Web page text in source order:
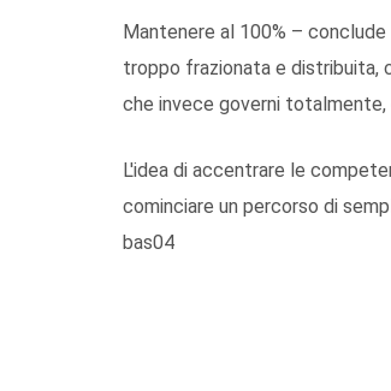
Mantenere al 100% – conclude
troppo frazionata e distribuita,
che invece governi totalmente,
L'idea di accentrare le
cominciare un percorso di
bas04